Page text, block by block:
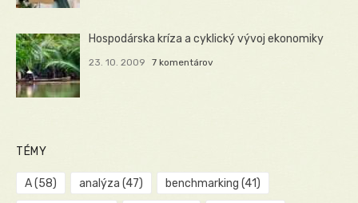
Hospodárska kríza a cyklický vývoj ekonomiky
23. 10. 2009 7 komentárov
TÉMY
A(58) analýza (47) benchmarking (41)